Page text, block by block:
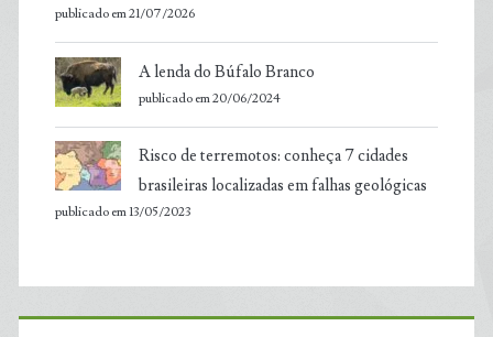
publicado em 21/07/2026
A lenda do Búfalo Branco
publicado em 20/06/2024
Risco de terremotos: conheça 7 cidades
brasileiras localizadas em falhas geológicas
publicado em 13/05/2023